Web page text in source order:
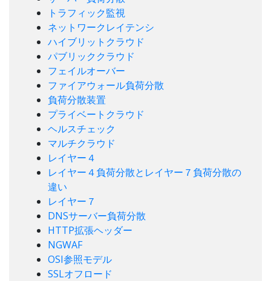
トラフィック監視
ネットワークレイテンシ
ハイブリットクラウド
パブリッククラウド
フェイルオーバー
ファイアウォール負荷分散
負荷分散装置
プライベートクラウド
ヘルスチェック
マルチクラウド
レイヤー４
レイヤー４負荷分散とレイヤー７負荷分散の
違い
レイヤー７
DNSサーバー負荷分散
HTTP拡張ヘッダー
NGWAF
OSI参照モデル
SSLオフロード